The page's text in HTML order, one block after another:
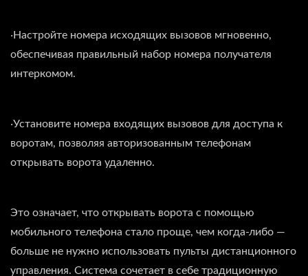
‧Настройте номера исходящих вызовов мгновенно,
обеспечивая правильный набор номера получателя
интеркомом.
‧Установите номера входящих вызовов для доступа к
воротам, позволяя авторизованным телефонам
открывать ворота удаленно.
Это означает, что открывать ворота с помощью
мобильного телефона стало проще, чем когда-либо —
больше не нужно использовать пульты дистанционного
управления. Система сочетает в себе традиционную